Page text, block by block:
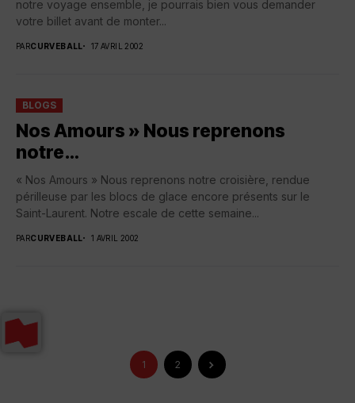
notre voyage ensemble, je pourrais bien vous demander
votre billet avant de monter...
PARCURVEBALL 17 AVRIL 2002
BLOGS
Nos Amours » Nous reprenons
notre…
« Nos Amours » Nous reprenons notre croisière, rendue
périlleuse par les blocs de glace encore présents sur le
Saint-Laurent. Notre escale de cette semaine...
PARCURVEBALL 1 AVRIL 2002
1 2